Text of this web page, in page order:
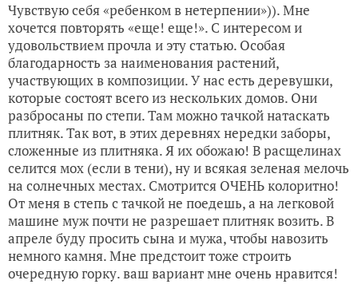
Чувствую себя «ребенком в нетерпении»)). Мне
хочется повторять «еще! еще!». С интересом и
удовольствием прочла и эту статью. Особая
благодарность за наименования растений,
участвующих в композиции. У нас есть деревушки,
которые состоят всего из нескольких домов. Они
разбросаны по степи. Там можно тачкой натаскать
плитняк. Так вот, в этих деревнях нередки заборы,
сложенные из плитняка. Я их обожаю! В расщелинах
селится мох (если в тени), ну и всякая зеленая мелочь
на солнечных местах. Смотрится ОЧЕНЬ колоритно!
От меня в степь с тачкой не поедешь, а на легковой
машине муж почти не разрешает плитняк возить. В
апреле буду просить сына и мужа, чтобы навозить
немного камня. Мне предстоит тоже строить
очередную горку. ваш вариант мне очень нравится!